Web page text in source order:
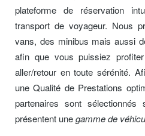
plateforme de réservation
transport de voyageur. Nous
vans, des minibus mais aussi
afin que vous puissiez
aller/retour en toute sérénité.
une Qualité de Prestations
partenaires sont
présentent unegamme de